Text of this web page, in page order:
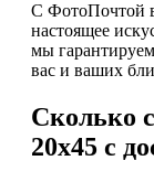
С ФотоПочтой
настоящее
мы
вас и ваших
Сколько
20х45 с